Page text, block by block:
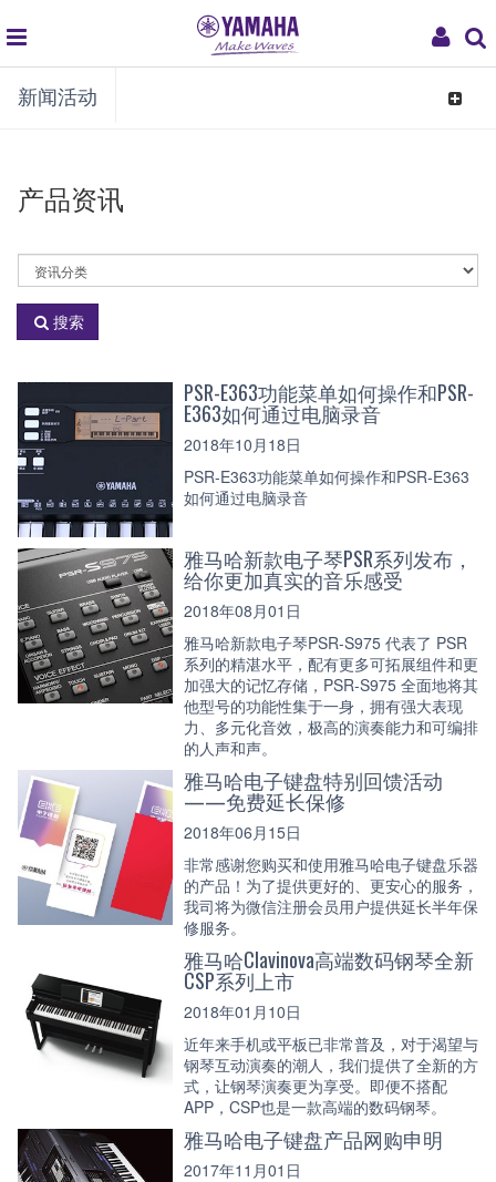
My
global
navigation
新闻活动
Toggle
产品资讯
选
择
资
分
搜索
PSR-E363功能菜单如何操作和PSR-
E363如何通过电脑录音
2018年10月18日
PSR-E363功能菜单如何操作和PSR-E363
如何通过电脑录音
雅马哈新款电子琴PSR系列发布，
给你更加真实的音乐感受
2018年08月01日
雅马哈新款电子琴PSR-S975 代表了 PSR
系列的精湛水平，配有更多可拓展组件和更
加强大的记忆存储，PSR-S975 全面地将其
他型号的功能性集于一身，拥有强大表现
力、多元化音效，极高的演奏能力和可编排
的人声和声。
雅马哈电子键盘特别回馈活动
——免费延长保修
2018年06月15日
非常感谢您购买和使用雅马哈电子键盘乐器
的产品！为了提供更好的、更安心的服务，
我司将为微信注册会员用户提供延长半年保
修服务。
雅马哈Clavinova高端数码钢琴全新
CSP系列上市
2018年01月10日
近年来手机或平板已非常普及，对于渴望与
钢琴互动演奏的潮人，我们提供了全新的方
式，让钢琴演奏更为享受。即便不搭配
APP，CSP也是一款高端的数码钢琴。
雅马哈电子键盘产品网购申明
2017年11月01日